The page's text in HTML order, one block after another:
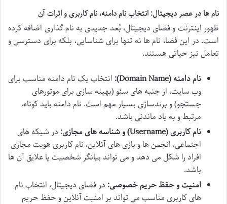
نام ها در عصر دیجیتال: انتخاب نام دامنه، نام کاربری و اثرات آن
ظهور اینترنت و فضای دیجیتال، بُعد جدیدی به نام گذاری اضافه کرده
است. در این فضا، نام ها نه تنها برای شناسایی، بلکه برای دسترسی و
تعامل نیز حیاتی هستند.
نام دامنه (Domain Name):
انتخاب یک نام دامنه مناسب برای
وب سایت، از جنبه های سئو (بهینه سازی برای موتورهای
جستجو) و برندسازی بسیار مهم است. نام دامنه باید کوتاه،
مرتبط و به یاد ماندنی باشد.
نام کاربری (Username) و شناسه های مجازی:
در شبکه های
اجتماعی، انجمن ها و بازی های آنلاین، نام کاربری هویت مجازی
افراد را شکل می دهد و می تواند بیانگر شخصیت یا علایق آن ها
باشد.
امنیت و حفظ حریم خصوصی: در فضای دیجیتال، انتخاب نام
های کاربری مناسب می تواند بر امنیت آنلاین و حفظ حریم